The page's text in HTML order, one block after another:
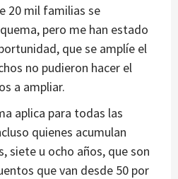
20 mil familias se
pero me han estado
que se amplíe el
no pudieron hacer el
a ampliar.
aplica para todas las
quienes acumulan
siete u ocho años, que son
que van desde 50 por